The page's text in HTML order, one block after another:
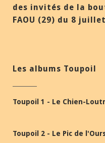
des invités de la
FAOU (29) du 8
Les albums Toupoil
Toupoil 1 - Le Chien-
Toupoil 2 - Le Pic de